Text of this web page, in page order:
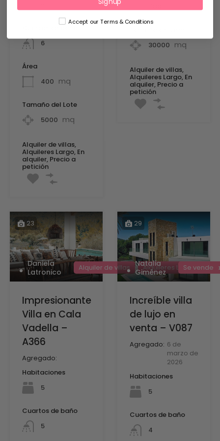
Cuartos de baño
6
Área
400 mq
Tamaño del Lote
5000 mq
Alquiler de villas,
Alquileres Largo, En
alquiler, Precio a
petición
30000 mq
Alquiler de villas,
Alquileres Largo, En
alquiler, Precio a
petición
23
Daniela
Latronico
Alquiler de villas Alquileres Largo En
Impresionante
Villa en Cala
Vadella –
A366
Agregado:
Habitaciones
5
Cuartos de baño
5
29
Natalia
Giménez
Se vende
Increíble villa
de lujo en
venta – V087
Agregado: 6 de
marzo de
2026
Habitaciones
5
Cuartos de baño
4
Accept our Terms & Conditions